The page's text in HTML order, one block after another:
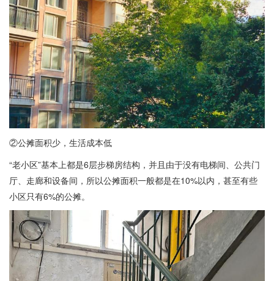
②公摊面积少，生活成本低
“老小区”基本上都是6层步梯房结构，并且由于没有电梯间、公共门
厅、走廊和设备间，所以公摊面积一般都是在10%以内，甚至有些
小区只有6%的公摊。